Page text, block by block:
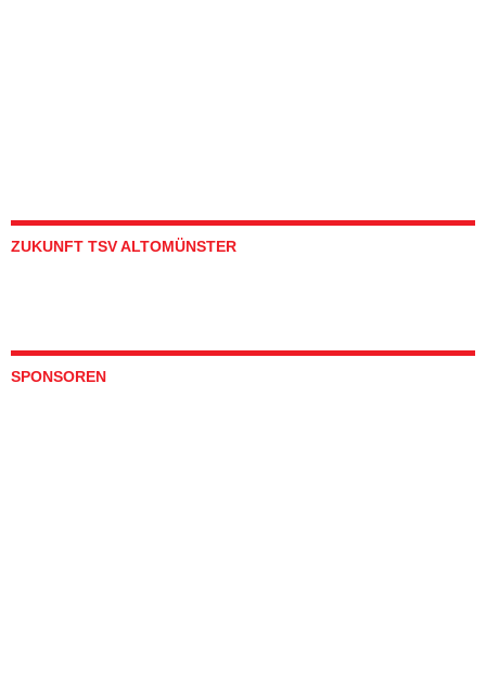
ZUKUNFT TSV ALTOMÜNSTER
SPONSOREN